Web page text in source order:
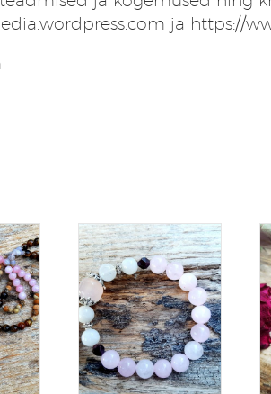
ja https://